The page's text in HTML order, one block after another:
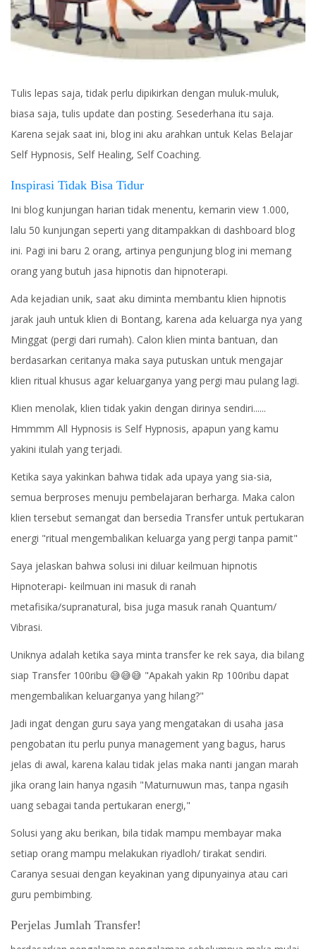
Tulis lepas saja, tidak perlu dipikirkan dengan muluk-muluk,
biasa saja, tulis update dan posting. Sesederhana itu saja.
Karena sejak saat ini, blog ini aku arahkan untuk Kelas Belajar
Self Hypnosis, Self Healing, Self Coaching.
Inspirasi Tidak Bisa Tidur
Ini blog kunjungan harian tidak menentu, kemarin view 1.000,
lalu 50 kunjungan seperti yang ditampakkan di dashboard blog
ini. Pagi ini baru 2 orang, artinya pengunjung blog ini memang
orang yang butuh jasa hipnotis dan hipnoterapi.
Ada kejadian unik, saat aku diminta membantu klien hipnotis
jarak jauh untuk klien di Bontang, karena ada keluarga nya yang
Minggat (pergi dari rumah). Calon klien minta bantuan, dan
berdasarkan ceritanya maka saya putuskan untuk mengajar
klien ritual khusus agar keluarganya yang pergi mau pulang lagi.
Klien menolak, klien tidak yakin dengan dirinya sendiri......
Hmmmm All Hypnosis is Self Hypnosis, apapun yang kamu
yakini itulah yang terjadi.
Ketika saya yakinkan bahwa tidak ada upaya yang sia-sia,
semua berproses menuju pembelajaran berharga. Maka calon
klien tersebut semangat dan bersedia Transfer untuk pertukaran
energi "ritual mengembalikan keluarga yang pergi tanpa pamit"
Saya jelaskan bahwa solusi ini diluar keilmuan hipnotis
Hipnoterapi- keilmuan ini masuk di ranah
metafisika/supranatural, bisa juga masuk ranah Quantum/
Vibrasi.
Uniknya adalah ketika saya minta transfer ke rek saya, dia bilang
siap Transfer 100ribu 😅😅😅 "Apakah yakin Rp 100ribu dapat
mengembalikan keluarganya yang hilang?"
Jadi ingat dengan guru saya yang mengatakan di usaha jasa
pengobatan itu perlu punya management yang bagus, harus
jelas di awal, karena kalau tidak jelas maka nanti jangan marah
jika orang lain hanya ngasih "Maturnuwun mas, tanpa ngasih
uang sebagai tanda pertukaran energi,"
Solusi yang aku berikan, bila tidak mampu membayar maka
setiap orang mampu melakukan riyadloh/ tirakat sendiri.
Caranya sesuai dengan keyakinan yang dipunyainya atau cari
guru pembimbing.
Perjelas Jumlah Transfer!